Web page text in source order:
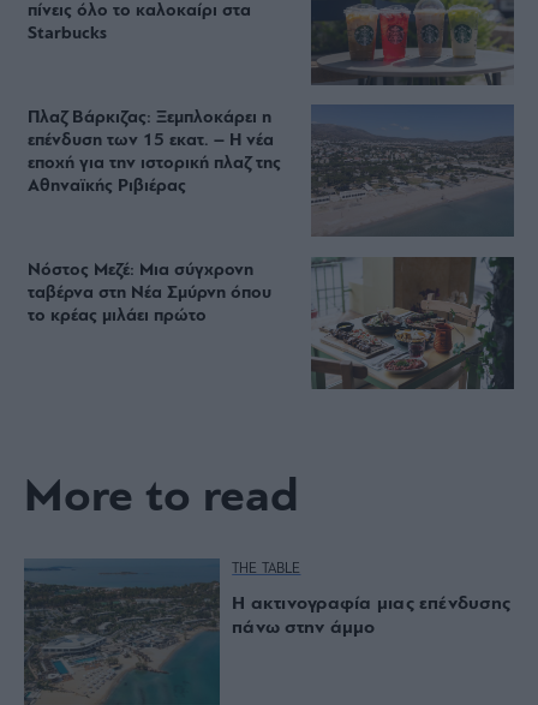
πίνεις όλο το καλοκαίρι στα
Starbucks
Πλαζ Βάρκιζας: Ξεμπλοκάρει η
επένδυση των 15 εκατ. – Η νέα
εποχή για την ιστορική πλαζ της
Αθηναϊκής Ριβιέρας
Νόστος Μεζέ: Μια σύγχρονη
ταβέρνα στη Νέα Σμύρνη όπου
το κρέας μιλάει πρώτο
More to read
THE TABLE
Η ακτινογραφία μιας επένδυσης
πάνω στην άμμο